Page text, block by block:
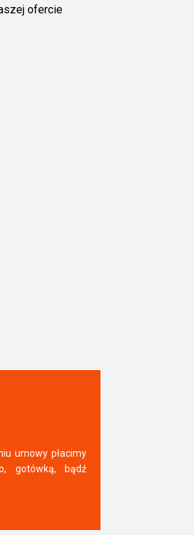
ofercie
umowy płacimy
gotówką, bądź